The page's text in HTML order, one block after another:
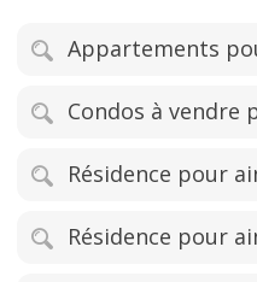
Appartements
Condos à vendre
Résidence pour
Résidence pour